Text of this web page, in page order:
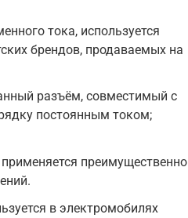
тока, используется
брендов, продаваемых на
разъём, совместимый с
постоянным током;
преимущественно
в электромобилях